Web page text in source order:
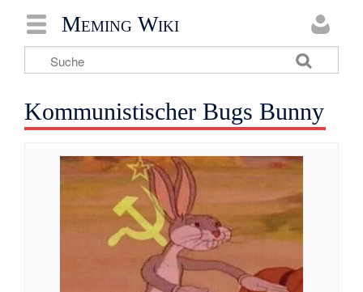
Meming Wiki
Kommunistischer Bugs Bunny